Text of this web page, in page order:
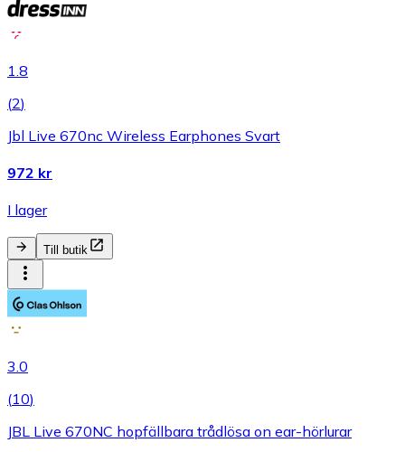
1.8
(2)
Jbl Live 670nc Wireless Earphones Svart
972 kr
I lager
Till butik
3.0
(10)
JBL Live 670NC hopfällbara trådlösa on ear-hörlurar